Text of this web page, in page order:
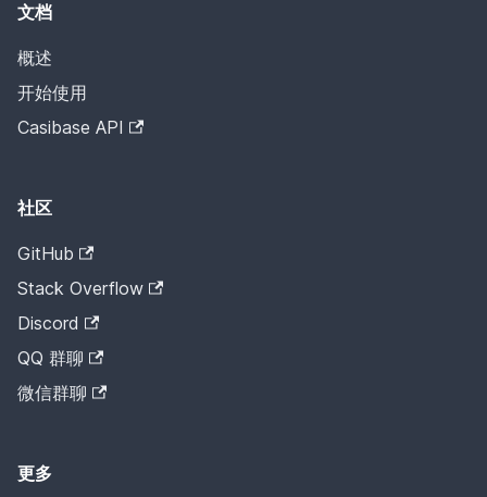
文档
概述
开始使用
Casibase API
社区
GitHub
Stack Overflow
Discord
QQ 群聊
微信群聊
更多